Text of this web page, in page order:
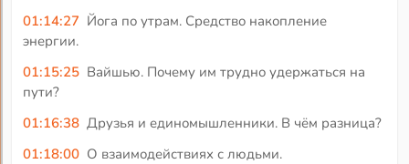
01:14:27 Йога по утрам. Средство накопление
энергии.
01:15:25 Вайшью. Почему им трудно удержаться на
пути?
01:16:38 Друзья и единомышленники. В чём разница?
01:18:00 О взаимодействиях с людьми.